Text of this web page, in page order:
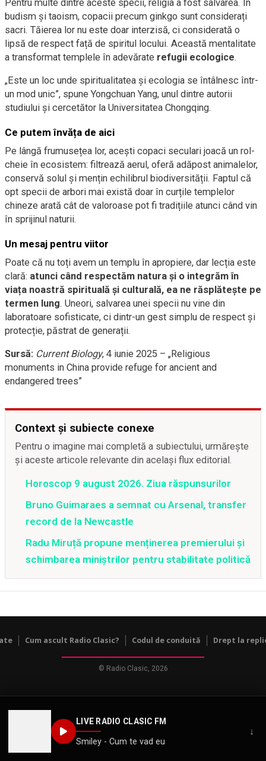
LIVE RADIO CLASIC FM
Smiley - Cum te vad eu
↓
Pentru multe dintre aceste specii, religia a fost salvarea. În
budism și taoism, copacii precum ginkgo sunt considerați
sacri. Tăierea lor nu este doar interzisă, ci considerată o
lipsă de respect față de spiritul locului. Această mentalitate
a transformat templele în adevărate refugii ecologice.
„Este un loc unde spiritualitatea și ecologia se întâlnesc într-
un mod unic”, spune Yongchuan Yang, unul dintre autorii
studiului și cercetător la Universitatea Chongqing.
Ce putem învăța de aici
Pe lângă frumusețea lor, acești copaci seculari joacă un rol-
cheie în ecosistem: filtrează aerul, oferă adăpost animalelor,
conservă solul și mențin echilibrul biodiversității. Faptul că
opt specii de arbori mai există doar în curțile templelor
chineze arată cât de valoroase pot fi tradițiile atunci când vin
în sprijinul naturii.
Un mesaj pentru viitor
Poate că nu toți avem un templu în apropiere, dar lecția este
clară: atunci când respectăm natura și o integrăm în
viața noastră spirituală și culturală, ea ne răsplătește pe
termen lung. Uneori, salvarea unei specii nu vine din
laboratoare sofisticate, ci dintr-un gest simplu de respect și
protecție, păstrat de generații.
Sursă: Current Biology, 4 iunie 2025 – „Religious
monuments in China provide refuge for ancient and
endangered trees”
Context și subiecte conexe
Pentru o imagine mai completă a subiectului, urmărește
și aceste articole relevante din același flux editorial.
Horoscop 9 august 2026. Ziua răspunsurilor
Bruno Guimaraes a semnat cu Arsenal, transfer
record de la Newcastle
Radu Miruță propune menținerea premierului și
schimbarea miniștrilor pentru stabilitate politică
Cum ascult Radio Clasic? Codul de conduită Drept la
© Radio Clasic, 2026